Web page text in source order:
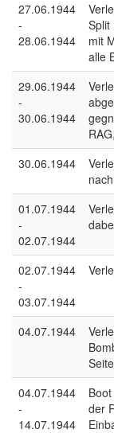
27.06.1944
-
28.06.1944
Split
mit
alle
29.06.1944
-
30.06.1944
30.06.1944
01.07.1944
-
02.07.1944
02.07.1944
-
03.07.1944
04.07.1944
04.07.1944
-
14.07.1944
der